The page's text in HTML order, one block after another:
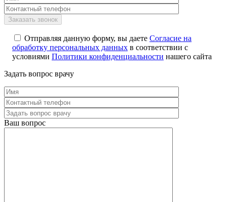
Отправляя данную форму, вы даете Согласие на
обработку персональных данных в соответствии с
условиями Политики конфиденциальности нашего сайта
Задать вопрос врачу
Ваш вопрос